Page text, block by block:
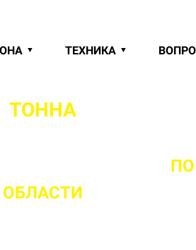
ТЕХНИКА
В
ТОННА
ОБЛАСТИ